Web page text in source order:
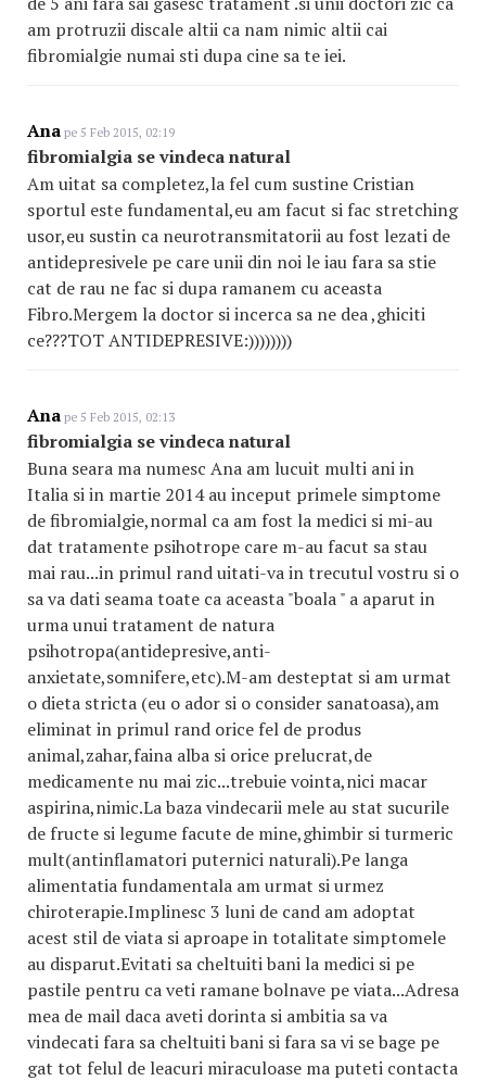
am protruzii discale altii ca nam nimic altii cai
fibromialgie numai sti dupa cine sa te iei.
Ana pe 5 Feb 2015, 02:19
fibromialgia se vindeca natural
Am uitat sa completez,la fel cum sustine Cristian
sportul este fundamental,eu am facut si fac stretching
usor,eu sustin ca neurotransmitatorii au fost lezati de
antidepresivele pe care unii din noi le iau fara sa stie
cat de rau ne fac si dupa ramanem cu aceasta
Fibro.Mergem la doctor si incerca sa ne dea ,ghiciti
ce???TOT ANTIDEPRESIVE:))))))))
Ana pe 5 Feb 2015, 02:13
fibromialgia se vindeca natural
Buna seara ma numesc Ana am lucuit multi ani in
Italia si in martie 2014 au inceput primele simptome
de fibromialgie,normal ca am fost la medici si mi-au
dat tratamente psihotrope care m-au facut sa stau
mai rau...in primul rand uitati-va in trecutul vostru si o
sa va dati seama toate ca aceasta "boala " a aparut in
urma unui tratament de natura
psihotropa(antidepresive,anti-
anxietate,somnifere,etc).M-am desteptat si am urmat
o dieta stricta (eu o ador si o consider sanatoasa),am
eliminat in primul rand orice fel de produs
animal,zahar,faina alba si orice prelucrat,de
medicamente nu mai zic...trebuie vointa,nici macar
aspirina,nimic.La baza vindecarii mele au stat sucurile
de fructe si legume facute de mine,ghimbir si turmeric
mult(antinflamatori puternici naturali).Pe langa
alimentatia fundamentala am urmat si urmez
chiroterapie.Implinesc 3 luni de cand am adoptat
acest stil de viata si aproape in totalitate simptomele
au disparut.Evitati sa cheltuiti bani la medici si pe
pastile pentru ca veti ramane bolnave pe viata...Adresa
mea de mail daca aveti dorinta si ambitia sa va
vindecati fara sa cheltuiti bani si fara sa vi se bage pe
gat tot felul de leacuri miraculoase ma puteti contacta